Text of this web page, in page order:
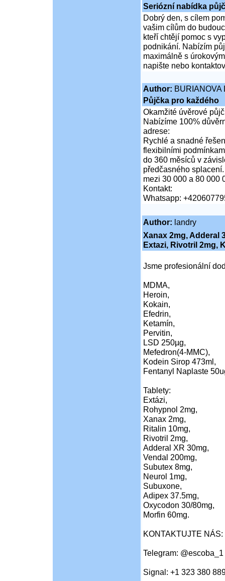
Seriózní nabídka
Dobrý den, s cílem
vašim cílům do
kteří chtějí pomoc s
podnikání. Nabízím
maximálně s
napište nebo
Author: BURIANOVA
Půjčka pro každého
Okamžité úvěrové
Nabízíme 100%
adrese:
Rychlé a snadné
flexibilními
do 360 měsíců v
předčasného
mezi 30 000 a 80 000
Kontakt:
Whatsapp:
Author: landry
Xanax 2mg, Adderal
Extazi, Rivotril 2mg,
Jsme profesionální
MDMA,
Heroin,
Kokain,
Efedrin,
Ketamín,
Pervitin,
LSD 250µg,
Mefedron(4-MMC),
Kodein Sirop 473ml,
Fentanyl Naplaste
Tablety:
Extázi,
Rohypnol 2mg,
Xanax 2mg,
Ritalin 10mg,
Rivotril 2mg,
Adderal XR
Vendal 200mg,
Subutex 8mg,
Neurol 1mg,
Subuxone,
Adipex 37.5mg,
Oxycodon 30/80mg,
Morfin 60mg.
KONTAKTUJTE NÁS:
Telegram: @escoba_1
Signal: +1 323 380